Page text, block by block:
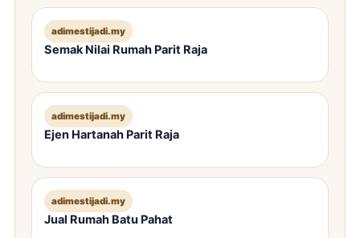
adimestijadi.my
Semak Nilai Rumah Parit Raja
adimestijadi.my
Ejen Hartanah Parit Raja
adimestijadi.my
Jual Rumah Batu Pahat